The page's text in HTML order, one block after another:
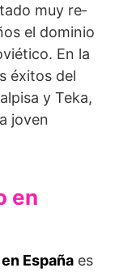
muy re­
el dominio
En la
éxitos del
y Teka,
joven
en
España es